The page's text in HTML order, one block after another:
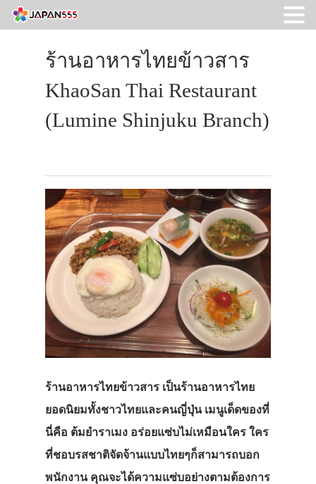
ร้านอาหารไทยข้าวสาร
KhaoSan Thai Restaurant
(Lumine Shinjuku Branch)
ร้านอาหารไทยข้าวสาร เป็นร้านอาหารไทย
ยอดนิยมทั้งชาวไทยและคนญี่ปุ่น เมนูเด็ดของที่
นี่คือ ต้มยำราเมง อร่อยแซ่บไม่เหมือนใคร ใคร
ที่ชอบรสชาติจัดจ้านแบบไทยๆก็สามารถบอก
พนักงาน คุณจะได้ความแซ่บอย่างตามต้องการ